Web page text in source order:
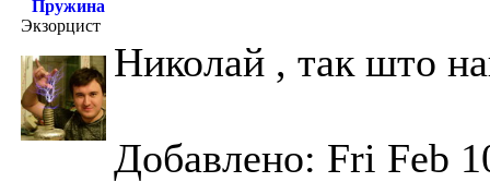
Пружина
Экзорцист
Николай , так што
Добавлено: Fri Feb